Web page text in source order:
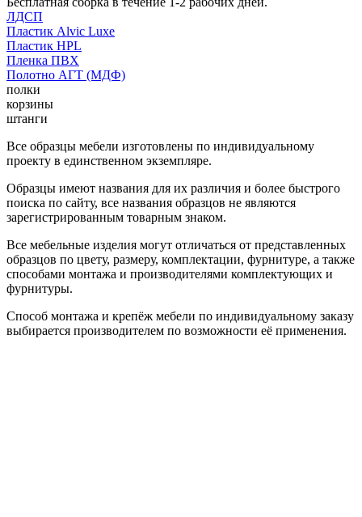
ЛДСП
Пластик Alvic Luxe
Пластик HPL
Пленка ПВХ
Полотно АГТ (МДФ)
полки
корзины
штанги
Все образцы мебели изготовлены по индивидуальному
проекту в единственном экземпляре.
Образцы имеют названия для их различия и более быстрого
поиска по сайту, все названия образцов не являются
зарегистрированным товарным знаком.
Все мебельные изделия могут отличаться от представленных
образцов по цвету, размеру, комплектации, фурнитуре, а также
способами монтажа и производителями комплектующих и
фурнитуры.
Способ монтажа и крепёж мебели по индивидуальному заказу
выбирается производителем по возможности её применения.